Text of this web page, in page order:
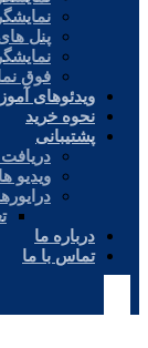
پنل
فوق
ویدئوهای
نحوه خرید
پشتیبانی
ویدیو ها
درباره ما
تماس با ما